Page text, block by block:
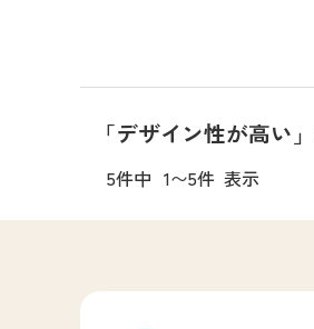
「デザイン性が高い」
5件中 1〜5件 表示